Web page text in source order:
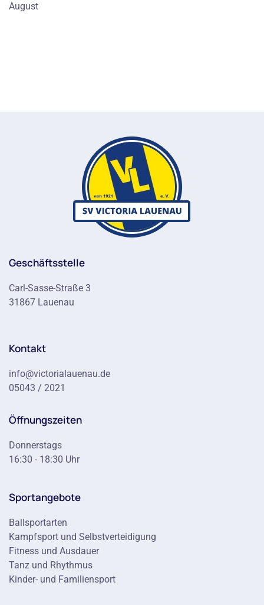
August
Geschäftsstelle
Carl-Sasse-Straße 3
31867 Lauenau
Kontakt
info@victorialauenau.de
05043 / 2021
Öffnungszeiten
Donnerstags
16:30 - 18:30 Uhr
Sportangebote
Ballsportarten
Kampfsport und Selbstverteidigung
Fitness und Ausdauer
Tanz und Rhythmus
Kinder- und Familiensport